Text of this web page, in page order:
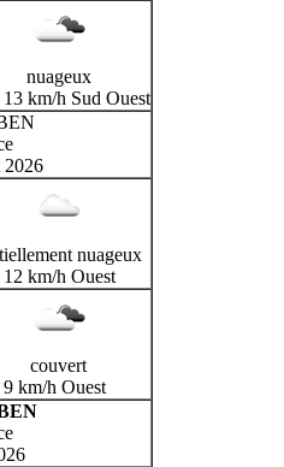
nuageux
km/h Sud Ouest
2026
nuageux
km/h Ouest
couvert
km/h Ouest